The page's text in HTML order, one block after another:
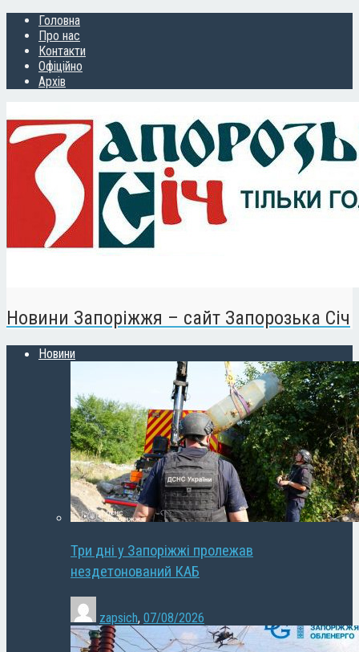
Головна
Про нас
Контакти
Офіційно
Архів
Новини Запоріжжя – сайт Запорозька Січ
Новини
Три дні у Запоріжжі пролежав
нездетонований КАБ
zapsich, 07/08/2026